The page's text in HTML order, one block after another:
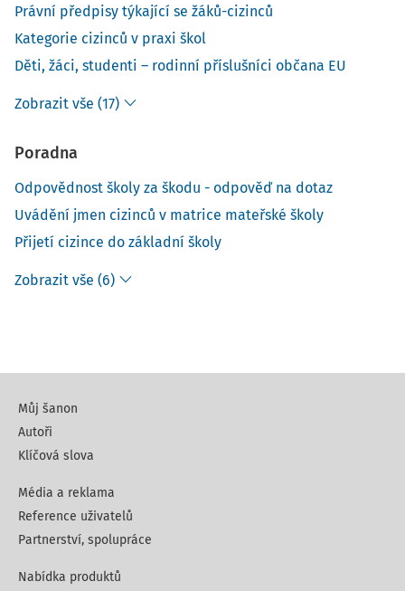
Právní předpisy týkající se žáků-cizinců
Kategorie cizinců v praxi škol
Děti, žáci, studenti – rodinní příslušníci občana EU
Zobrazit vše (17)
Poradna
Odpovědnost školy za škodu - odpověď na dotaz
Uvádění jmen cizinců v matrice mateřské školy
Přijetí cizince do základní školy
Zobrazit vše (6)
Můj šanon
Autoři
Klíčová slova
Média a reklama
Reference uživatelů
Partnerství, spolupráce
Nabídka produktů